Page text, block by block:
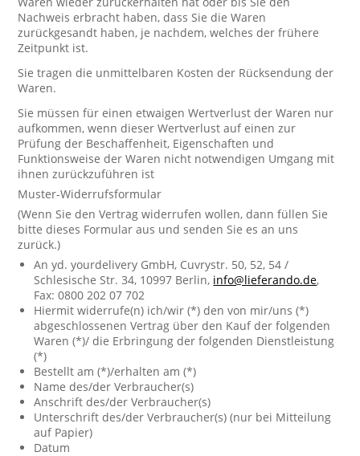
Nachweis erbracht haben, dass Sie die Waren
zurückgesandt haben, je nachdem, welches der frühere
Zeitpunkt ist.
Sie tragen die unmittelbaren Kosten der Rücksendung der
Waren.
Sie müssen für einen etwaigen Wertverlust der Waren nur
aufkommen, wenn dieser Wertverlust auf einen zur
Prüfung der Beschaffenheit, Eigenschaften und
Funktionsweise der Waren nicht notwendigen Umgang mit
ihnen zurückzuführen ist
Muster-Widerrufsformular
(Wenn Sie den Vertrag widerrufen wollen, dann füllen Sie
bitte dieses Formular aus und senden Sie es an uns
zurück.)
An yd. yourdelivery GmbH, Cuvrystr. 50, 52, 54 /
Schlesische Str. 34, 10997 Berlin, info@lieferando.de,
Fax: 0800 202 07 702
Hiermit widerrufe(n) ich/wir (*) den von mir/uns (*)
abgeschlossenen Vertrag über den Kauf der folgenden
Waren (*)/ die Erbringung der folgenden Dienstleistung
(*)
Bestellt am (*)/erhalten am (*)
Name des/der Verbraucher(s)
Anschrift des/der Verbraucher(s)
Unterschrift des/der Verbraucher(s) (nur bei Mitteilung
auf Papier)
Datum